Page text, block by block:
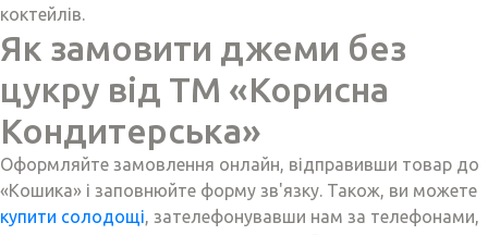
коктейлів.
Як замовити джеми без
цукру від ТМ «Корисна
Кондитерська»
Оформляйте замовлення онлайн, відправивши товар до
«Кошика» і заповнюйте форму зв'язку. Також, ви можете
купити солодощі, зателефонувавши нам за телефонами,